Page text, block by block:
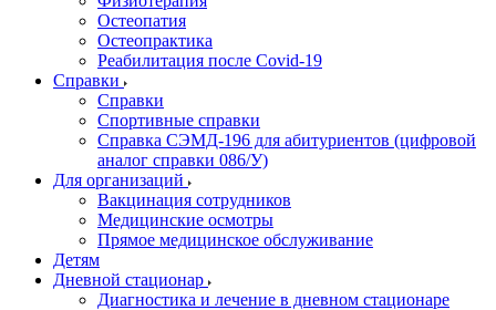
Остеопатия
Остеопрактика
Реабилитация после Covid-19
Справки
Справки
Спортивные справки
Справка СЭМД‑196 для абитуриентов (цифровой
аналог справки 086/У)
Для организаций
Вакцинация сотрудников
Медицинские осмотры
Прямое медицинское обслуживание
Детям
Дневной стационар
Диагностика и лечение в дневном стационаре